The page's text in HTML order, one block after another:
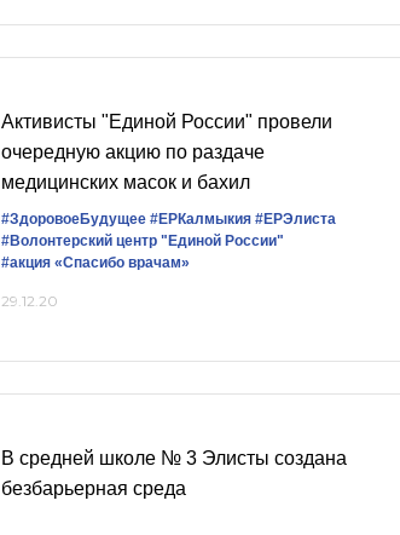
Активисты "Единой России" провели
очередную акцию по раздаче
медицинских масок и бахил
#ЗдоровоеБудущее #ЕРКалмыкия #ЕРЭлиста
#Волонтерский центр "Единой России"
#акция «Спасибо врачам»
29.12.20
В средней школе № 3 Элисты создана
безбарьерная среда